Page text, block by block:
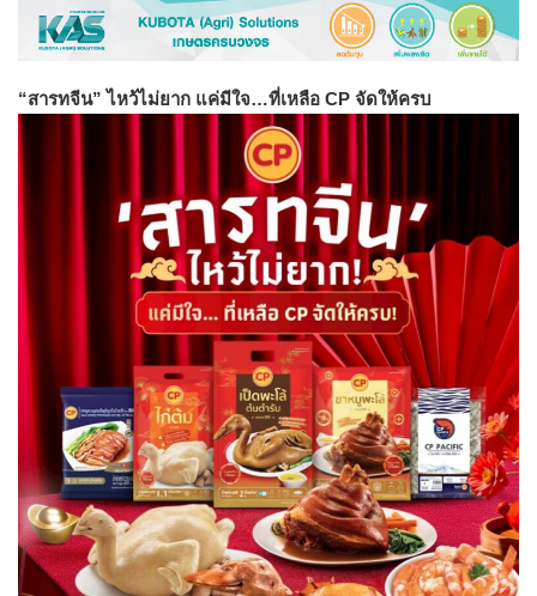
“สารทจีน” ไหว้ไม่ยาก แค่มีใจ…ที่เหลือ CP จัดให้ครบ